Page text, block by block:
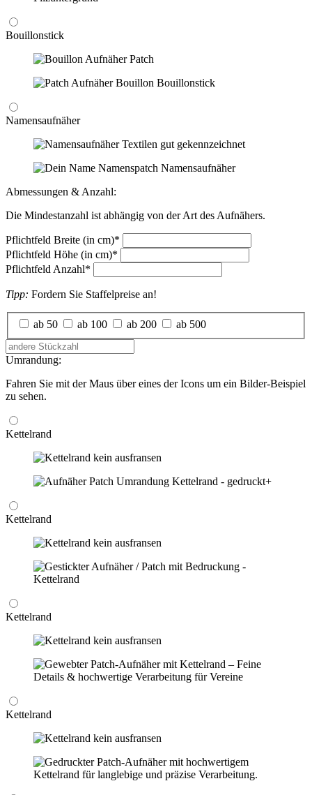
Bouillonstick
Namensaufnäher
Abmessungen & Anzahl:
Die Mindestanzahl ist abhängig von der Art des Aufnähers.
Pflichtfeld Breite (in cm)*
Pflichtfeld Höhe (in cm)*
Pflichtfeld Anzahl*
Tipp: Fordern Sie Staffelpreise an!
ab 50 ab 100 ab 200 ab 500
Umrandung:
Fahren Sie mit der Maus über eines der Icons um ein Bilder-Beispiel
zu sehen.
Kettelrand
Kettelrand
Kettelrand
Kettelrand